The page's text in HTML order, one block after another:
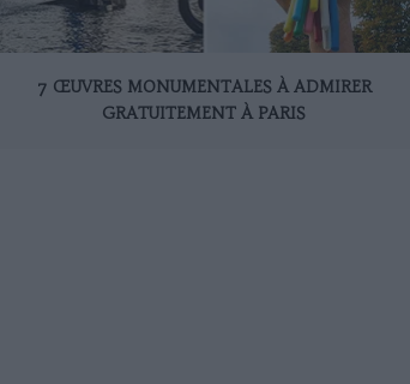
7 ŒUVRES MONUMENTALES À ADMIRER
GRATUITEMENT À PARIS